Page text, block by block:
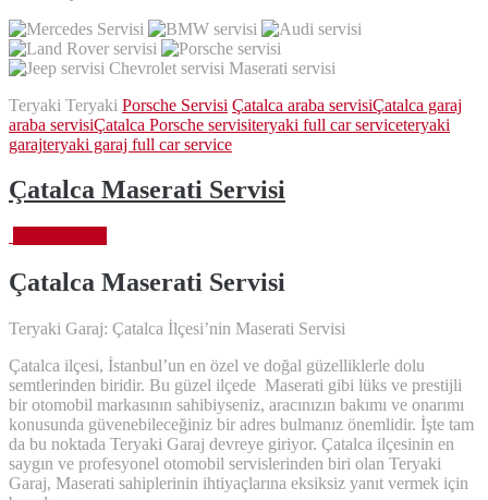
Teryaki Teryaki Porsche Servisi Çatalca araba servisiÇatalca garaj
araba servisiÇatalca Porsche servisiteryaki full car serviceteryaki
garajteryaki garaj full car service
Çatalca Maserati Servisi
Çatalca Maserati Servisi
Teryaki Garaj: Çatalca İlçesi’nin Maserati Servisi
Çatalca ilçesi, İstanbul’un en özel ve doğal güzelliklerle dolu
semtlerinden biridir. Bu güzel ilçede Maserati gibi lüks ve prestijli
bir otomobil markasının sahibiyseniz, aracınızın bakımı ve onarımı
konusunda güvenebileceğiniz bir adres bulmanız önemlidir. İşte tam
da bu noktada Teryaki Garaj devreye giriyor. Çatalca ilçesinin en
saygın ve profesyonel otomobil servislerinden biri olan Teryaki
Garaj, Maserati sahiplerinin ihtiyaçlarına eksiksiz yanıt vermek için